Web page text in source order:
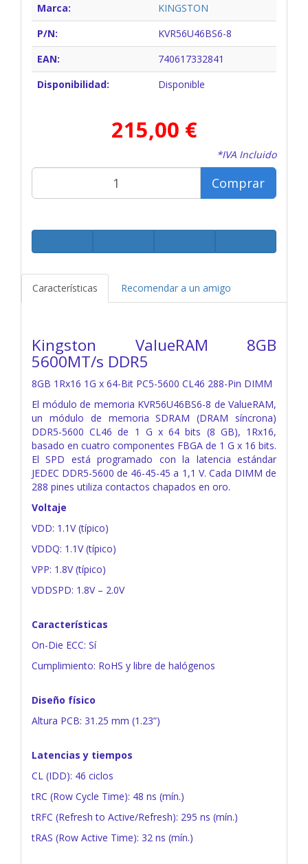
Marca:
KINGSTON
P/N:
KVR56U46BS6-8
EAN:
740617332841
Disponibilidad:
Disponible
215,00 €
*IVA Incluido
Comprar
Características Recomendar a un amigo
Kingston ValueRAM 8GB
5600MT/s DDR5
8GB 1Rx16 1G x 64-Bit PC5-5600 CL46 288-Pin DIMM
El módulo de memoria KVR56U46BS6-8 de ValueRAM,
un módulo de memoria SDRAM (DRAM síncrona)
DDR5-5600 CL46 de 1 G x 64 bits (8 GB), 1Rx16,
basado en cuatro componentes FBGA de 1 G x 16 bits.
El SPD está programado con la latencia estándar
JEDEC DDR5-5600 de 46-45-45 a 1,1 V. Cada DIMM de
288 pines utiliza contactos chapados en oro.
Voltaje
VDD: 1.1V (típico)
VDDQ: 1.1V (típico)
VPP: 1.8V (típico)
VDDSPD: 1.8V – 2.0V
Características
On-Die ECC: Sí
Cumplimiento: RoHS y libre de halógenos
Diseño físico
Altura PCB: 31.25 mm (1.23”)
Latencias y tiempos
CL (IDD): 46 ciclos
tRC (Row Cycle Time): 48 ns (mín.)
tRFC (Refresh to Active/Refresh): 295 ns (mín.)
tRAS (Row Active Time): 32 ns (mín.)